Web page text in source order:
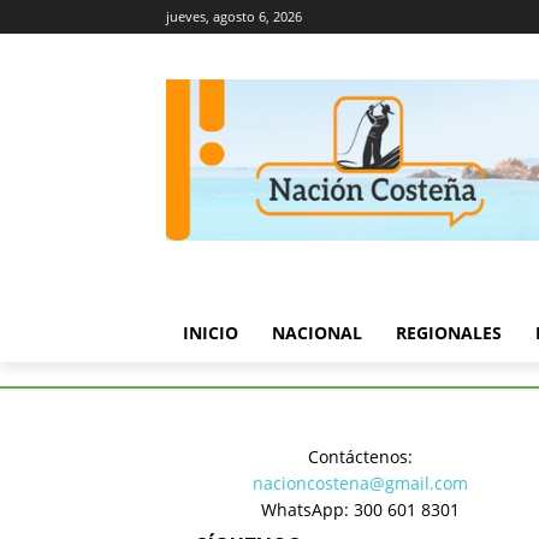
jueves, agosto 6, 2026
INICIO NACIONAL REGIONALES
Deportes
Semana
Contáctenos:
nacioncostena@gmail.com
WhatsApp: 300 601 8301